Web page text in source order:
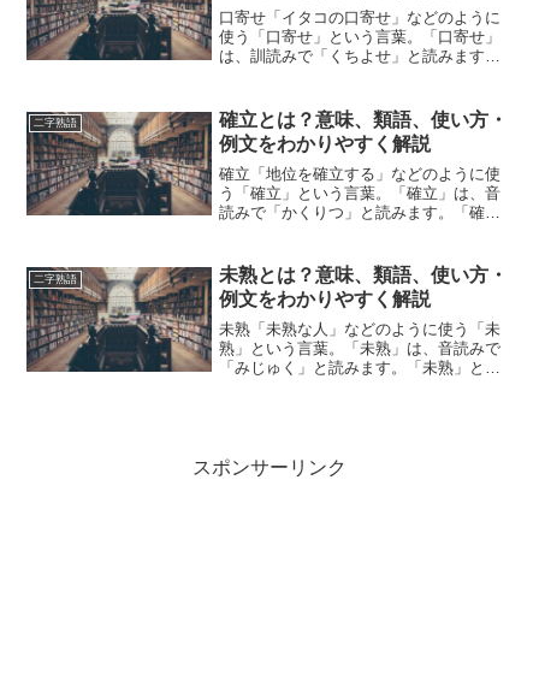
口寄せ「イタコの口寄せ」などのように
使う「口寄せ」という言葉。「口寄せ」
は、訓読みで「くちよせ」と読みます。
意味や使い方や類語について、小説など
の用例を紹介して、わかり...
二字熟語
確立とは？意味、類語、使い方・
例文をわかりやすく解説
確立「地位を確立する」などのように使
う「確立」という言葉。「確立」は、音
読みで「かくりつ」と読みます。「確
い方や類語について、小説などの用例を
紹介しながら、わかりやすく...
二字熟語
未熟とは？意味、類語、使い方・
例文をわかりやすく解説
未熟「未熟な人」などのように使う「未
熟」という言葉。「未熟」は、音読みで
「みじゅく」と読みます。「未熟」と
スポンサーリンク